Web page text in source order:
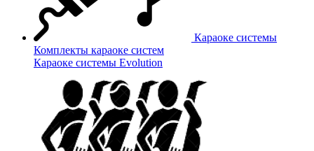
Караоке системы
Комплекты караоке систем
Караоке системы Evolution